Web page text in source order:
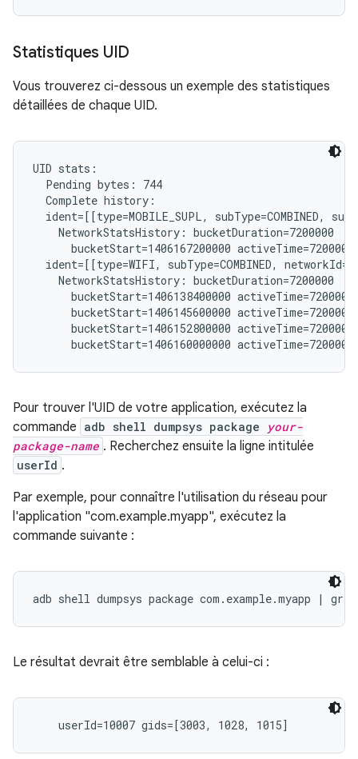
Statistiques UID
Vous trouverez ci-dessous un exemple des statistiques
détaillées de chaque UID.
UID stats:
  Pending bytes: 744
  Complete history:
ident=[[type=MOBILE_SUPL, subType=COMBINED,
    NetworkStatsHistory: bucketDuration=7200000
bucketStart=1406167200000
ident=[[type=WIFI, subType=COMBINED,
    NetworkStatsHistory: bucketDuration=7200000
bucketStart=1406138400000
bucketStart=1406145600000
bucketStart=1406152800000
Pour trouver l'UID de votre application, exécutez la
commande adb shell dumpsys package
your-
package-name . Recherchez ensuite la ligne intitulée
userId .
Par exemple, pour connaître l'utilisation du réseau pour
l'application "com.example.myapp", exécutez la
commande suivante :
Le résultat devrait être semblable à celui-ci :